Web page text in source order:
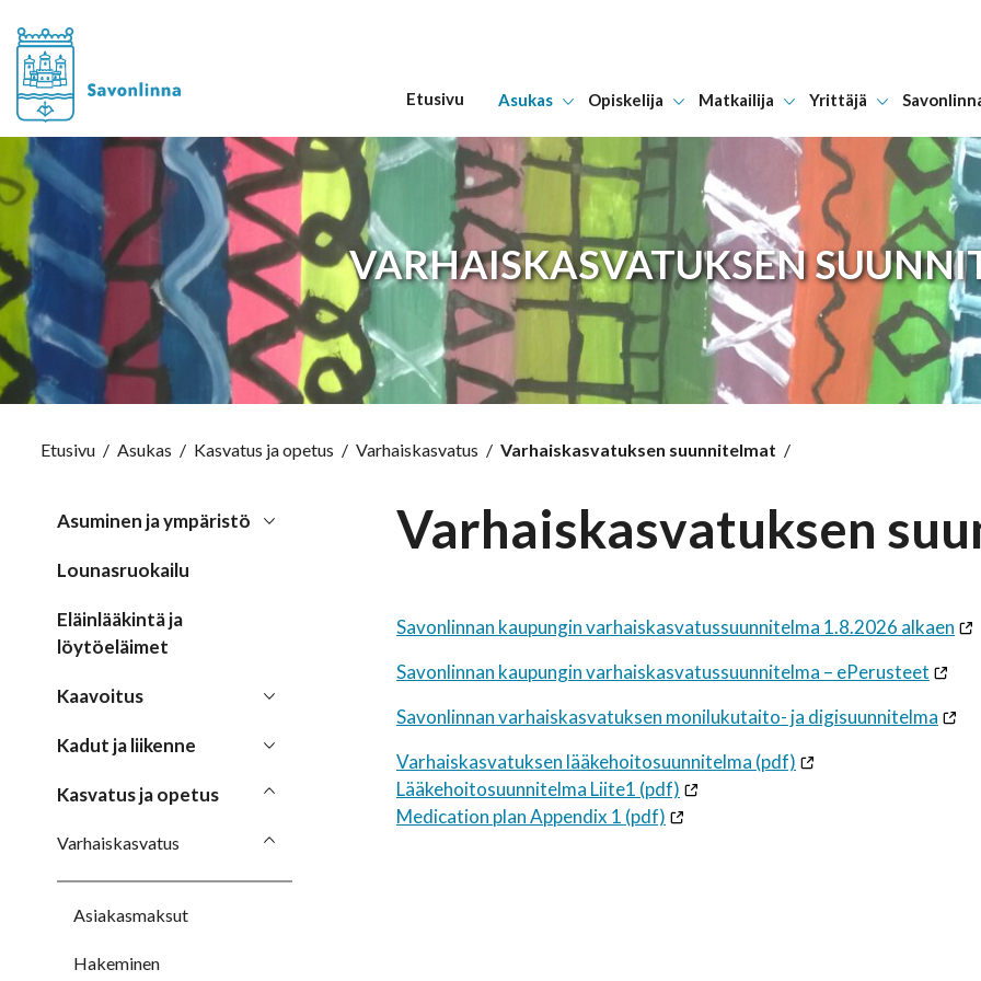
Hyppää sisältöön
Etusivu Asukas Opiskelija Matkailija Yrittäjä
VARHAISKASVATUKSEN
Etusivu / Asukas / Kasvatus ja opetus / Varhaiskasvatus / Varhaiskasvatuksen suunnitelmat /
Asuminen ja ympäristö
Lounasruokailu
Eläinlääkintä ja
löytöeläimet
Kaavoitus
Kadut ja liikenne
Kasvatus ja opetus
Varhaiskasvatus
Asiakasmaksut
Hakeminen
Varhaiskasvatuksen
Savonlinnan kaupungin varhaiskasvatussuunnitelma 1.8.2026 alkaen
Savonlinnan kaupungin varhaiskasvatussuunnitelma – ePerusteet
Savonlinnan varhaiskasvatuksen monilukutaito- ja digisuunnitelma
Varhaiskasvatuksen lääkehoitosuunnitelma (pdf)
Lääkehoitosuunnitelma Liite1 (pdf)
Medication plan Appendix 1 (pdf)